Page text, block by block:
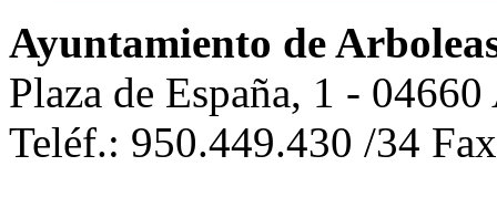
Ayuntamiento de
Plaza de España, 1 -
Teléf.: 950.449.430 /34